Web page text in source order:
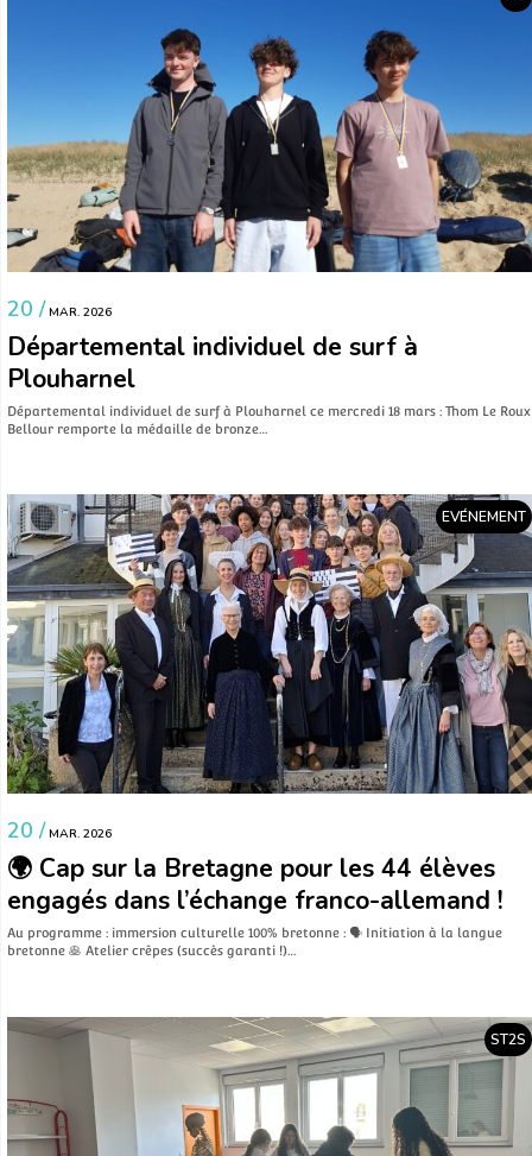
20 / MAR. 2026
Départemental individuel de surf à
Plouharnel
Départemental individuel de surf à Plouharnel ce mercredi 18 mars : Thom Le Roux
Bellour remporte la médaille de bronze…
EVÉNEMENT
20 / MAR. 2026
🌍 Cap sur la Bretagne pour les 44 élèves
engagés dans l’échange franco-allemand !
Au programme : immersion culturelle 100% bretonne : 🗣️ Initiation à la langue
bretonne 🥞 Atelier crêpes (succès garanti !)…
ST2S